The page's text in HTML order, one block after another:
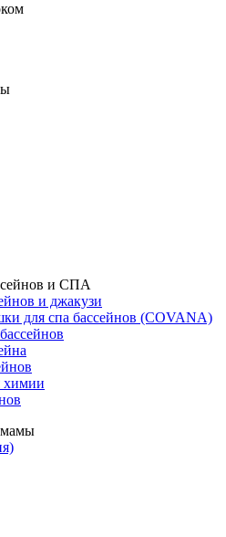
и СПА
и джакузи
для спа бассейнов (COVANA)
химии